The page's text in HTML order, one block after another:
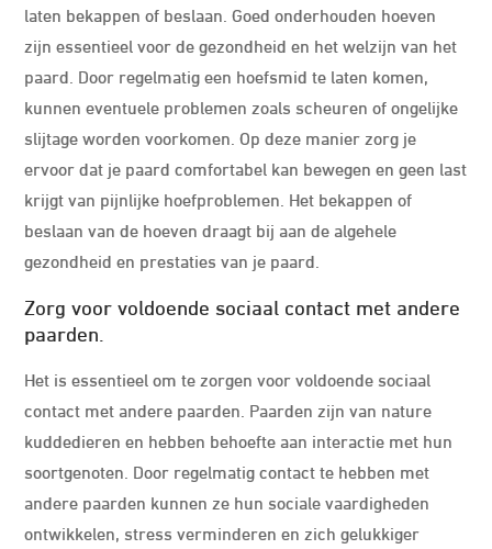
laten bekappen of beslaan. Goed onderhouden hoeven
zijn essentieel voor de gezondheid en het welzijn van het
paard. Door regelmatig een hoefsmid te laten komen,
kunnen eventuele problemen zoals scheuren of ongelijke
slijtage worden voorkomen. Op deze manier zorg je
ervoor dat je paard comfortabel kan bewegen en geen last
krijgt van pijnlijke hoefproblemen. Het bekappen of
beslaan van de hoeven draagt bij aan de algehele
gezondheid en prestaties van je paard.
Zorg voor voldoende sociaal contact met andere
paarden.
Het is essentieel om te zorgen voor voldoende sociaal
contact met andere paarden. Paarden zijn van nature
kuddedieren en hebben behoefte aan interactie met hun
soortgenoten. Door regelmatig contact te hebben met
andere paarden kunnen ze hun sociale vaardigheden
ontwikkelen, stress verminderen en zich gelukkiger